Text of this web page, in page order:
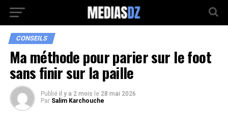
CONSEILS
Ma méthode pour parier sur le foot
sans finir sur la paille
Publié il y a 2 mois le 28 mai 2026
Par Salim Karchouche